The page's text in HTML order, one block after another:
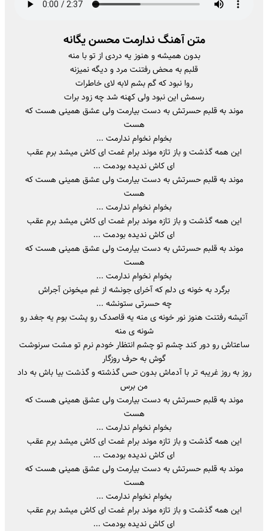
متن آهنگ ندارمت محسن یگانه
بدون همیشه و هنوز یه دردی از تو با منه
قلبم به محض رفتنت مرد و دیگه نمیزنه
روا نبود که گم بشم لابه لای خاطرات
رسمش این نبود ولی کهنه شد چه زود برات
موند به قلبم حسرتش به دست بیارمت ولی عشق همینی هست که
هست
بخوام نخوام ندارمت ...
این همه گذشت و باز تازه موند برام غمت ای کاش میشد برم عقب
ای کاش ندیده بودمت ...
موند به قلبم حسرتش به دست بیارمت ولی عشق همینی هست که
هست
بخوام نخوام ندارمت ...
این همه گذشت و باز تازه موند برام غمت ای کاش میشد برم عقب
ای کاش ندیده بودمت ...
موند به قلبم حسرتش به دست بیارمت ولی عشق همینی هست که
هست
بخوام نخوام ندارمت ...
برگرد به خونه ی دلم که آخرای جونشه از غم میخونن آجراش
چه حسرتی ستونشه ...
آتیشه رفتنت هنوز نور خونه ی منه یه قاصدک رو پشت بوم یه جغد رو
شونه ی منه
ساعتاش رو دور کند چشم تو چشم انتظار خودم نرم تو مشت سرنوشت
گوش به حرف روزگار
روز به روز غریبه تر با آدماش بدون حس گذشته و گذشت بیا باش به داد
من برس
موند به قلبم حسرتش به دست بیارمت ولی عشق همینی هست که
هست
بخوام نخوام ندارمت ...
این همه گذشت و باز تازه موند برام غمت ای کاش میشد برم عقب
ای کاش ندیده بودمت ...
موند به قلبم حسرتش به دست بیارمت ولی عشق همینی هست که
هست
بخوام نخوام ندارمت ...
این همه گذشت و باز تازه موند برام غمت ای کاش میشد برم عقب
ای کاش ندیده بودمت ...